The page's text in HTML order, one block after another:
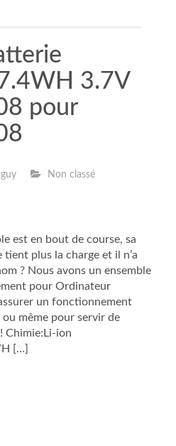
3.7V
pour
Non classé
est en bout de course, sa
plus la charge et il n’a
? Nous avons un ensemble
pour Ordinateur
un fonctionnement
même pour servir de
Chimie:Li-ion
[…]